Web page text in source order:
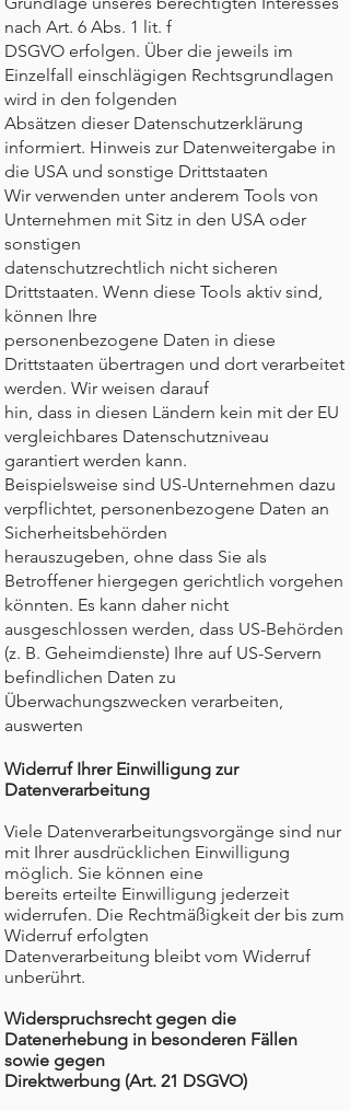
nach Art. 6 Abs. 1 lit. f
DSGVO erfolgen. Über die jeweils im
Einzelfall einschlägigen Rechtsgrundlagen
wird in den folgenden
Absätzen dieser Datenschutzerklärung
informiert. Hinweis zur Datenweitergabe in
die USA und sonstige Drittstaaten
Wir verwenden unter anderem Tools von
Unternehmen mit Sitz in den USA oder
sonstigen
datenschutzrechtlich nicht sicheren
Drittstaaten. Wenn diese Tools aktiv sind,
können Ihre
personenbezogene Daten in diese
Drittstaaten übertragen und dort verarbeitet
werden. Wir weisen darauf
hin, dass in diesen Ländern kein mit der EU
vergleichbares Datenschutzniveau
garantiert werden kann.
Beispielsweise sind US-Unternehmen dazu
verpflichtet, personenbezogene Daten an
Sicherheitsbehörden
herauszugeben, ohne dass Sie als
Betroffener hiergegen gerichtlich vorgehen
könnten. Es kann daher nicht
ausgeschlossen werden, dass US-Behörden
(z. B. Geheimdienste) Ihre auf US-Servern
befindlichen Daten zu
Überwachungszwecken verarbeiten,
auswerten
Widerruf Ihrer Einwilligung zur
Datenverarbeitung
Viele Datenverarbeitungsvorgänge sind nur
mit Ihrer ausdrücklichen Einwilligung
möglich. Sie können eine
bereits erteilte Einwilligung jederzeit
widerrufen. Die Rechtmäßigkeit der bis zum
Widerruf erfolgten
Datenverarbeitung bleibt vom Widerruf
unberührt.
Widerspruchsrecht gegen die
Datenerhebung in besonderen Fällen
sowie gegen
Direktwerbung (Art. 21 DSGVO)